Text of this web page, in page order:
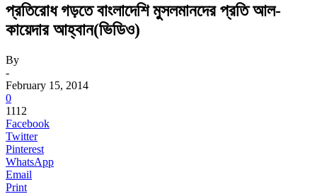
প্রতিরোধ গড়তে বাংলাদেশি মুসলমানদের প্রতি আল-
কায়েদার আহ্বান(ভিডিও)
By
-
February 15, 2014
0
1112
Facebook
Twitter
Pinterest
WhatsApp
Email
Print